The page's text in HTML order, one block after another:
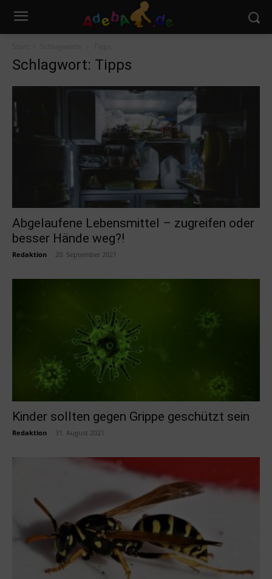
Schlagwort: Tipps
Abgelaufene Lebensmittel – zugreifen oder
besser Hände weg?!
Redaktion 20. September 2021
Kinder sollten gegen Grippe geschützt sein
Redaktion 31. August 2021